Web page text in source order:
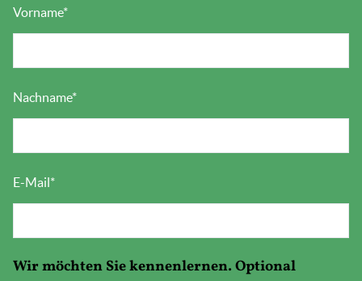
Vorname*
Nachname*
E-Mail *
Wir möchten Sie kennenlernen. Optional